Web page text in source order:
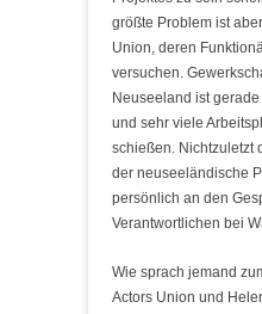
größte Problem ist
Union, deren
versuchen.
Neuseeland ist
und sehr viele
schießen. Nichtzuletzt
der neuseeländische
persönlich an den
Verantwortlichen bei
Wie sprach jemand
Actors Union und